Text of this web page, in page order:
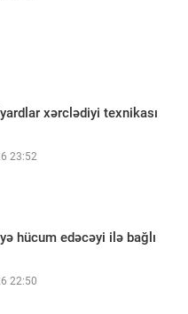
xərclədiyi texnikası
23:52
hücum edəcəyi ilə bağlı
22:50